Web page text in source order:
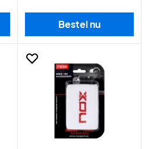
Bestel nu